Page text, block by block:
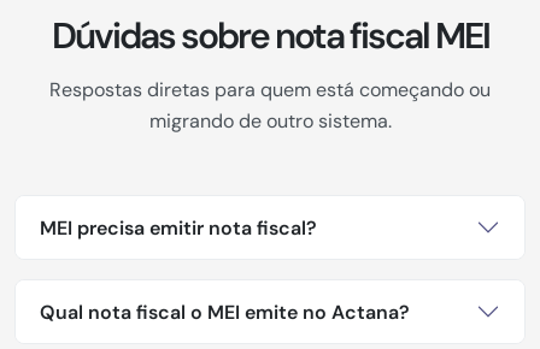
Dúvidas sobre nota fiscal MEI
Respostas diretas para quem está começando ou
migrando de outro sistema.
MEI precisa emitir nota fiscal?
Qual nota fiscal o MEI emite no Actana?